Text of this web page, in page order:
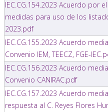
IEC.CG.154.2023 Acuerdo por
medidas para uso de los
2023.pdf
IEC.CG.155.2023 Acuerdo
Convenio IEM, TEECZ, FGE-
IEC.CG.156.2023 Acuerdo
Convenio CANIRAC.pdf
IEC.CG.157.2023 Acuerdo
respuesta al C. Reyes Flores